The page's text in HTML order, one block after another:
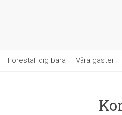
Föreställ dig bara Våra gäster